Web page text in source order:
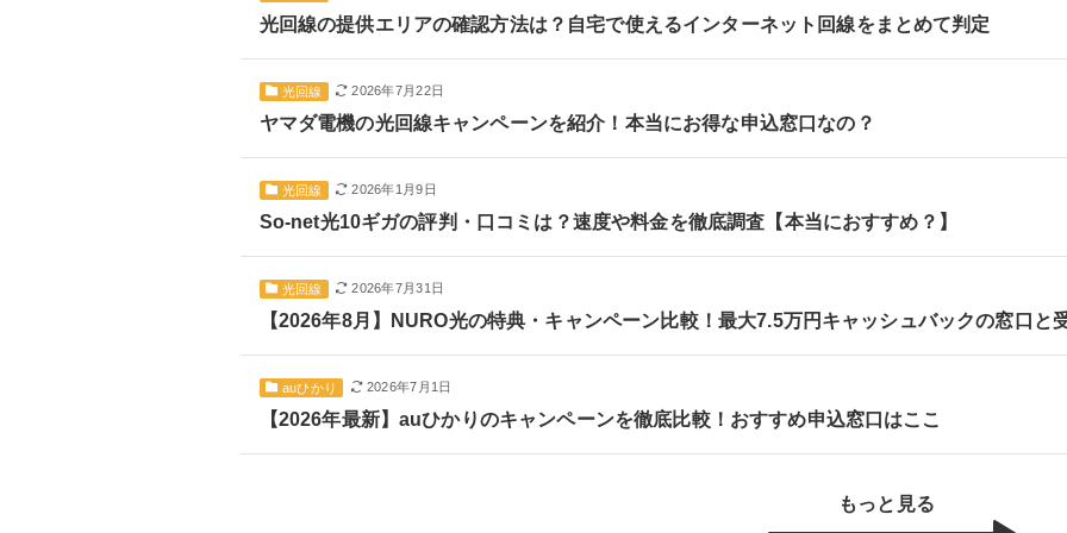
光回線の提供エリアの確認方法は？自宅で使えるインターネット回線をまとめて判定
2026年7月22日
光回線
ヤマダ電機の光回線キャンペーンを紹介！本当にお得な申込窓口なの？
2026年1月9日
光回線
So-net光10ギガの評判・口コミは？速度や料金を徹底調査【本当におすすめ？】
2026年7月31日
光回線
【2026年8月】NURO光の特典・キャンペーン比較！最大7.5万円キャッシュバックの窓口と
2026年7月1日
auひかり
【2026年最新】auひかりのキャンペーンを徹底比較！おすすめ申込窓口はここ
もっと見る